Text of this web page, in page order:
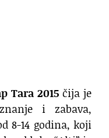
Tara 2015 čija je
i zabava,
8-14 godina, koji